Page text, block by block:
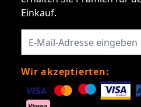
Einkauf.
Wir akzeptierten: